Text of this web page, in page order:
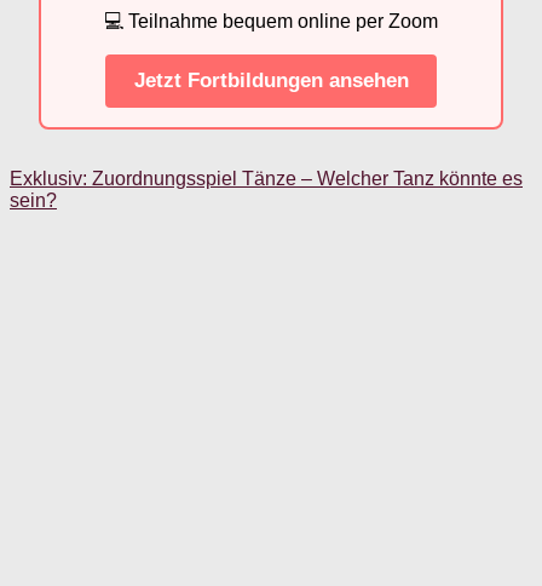
💻 Teilnahme bequem online per Zoom
Jetzt Fortbildungen ansehen
Exklusiv: Zuordnungsspiel Tänze – Welcher Tanz könnte es
sein?